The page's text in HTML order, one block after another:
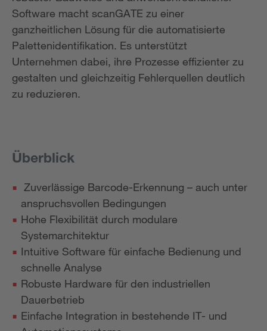
Software macht scanGATE zu einer
ganzheitlichen Lösung für die automatisierte
Palettenidentifikation. Es unterstützt
Unternehmen dabei, ihre Prozesse effizienter zu
gestalten und gleichzeitig Fehlerquellen deutlich
zu reduzieren.
Überblick
Zuverlässige Barcode-Erkennung – auch unter
anspruchsvollen Bedingungen
Hohe Flexibilität durch modulare
Systemarchitektur
Intuitive Software für einfache Bedienung und
schnelle Analyse
Robuste Hardware für den industriellen
Dauerbetrieb
Einfache Integration in bestehende IT- und